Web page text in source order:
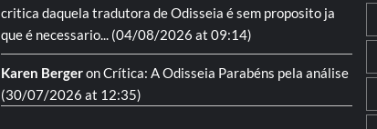
critica daquela tradutora de Odisseia é sem proposito ja
que é necessario... (04/08/2026 at 09:14)
Karen BergeronCrítica: A Odisseia Parabéns pela análise
(30/07/2026 at 12:35)